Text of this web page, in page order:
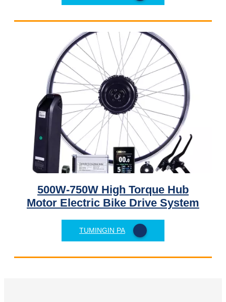
500W-750W High Torque Hub
Motor Electric Bike Drive System
TUMINGIN PA